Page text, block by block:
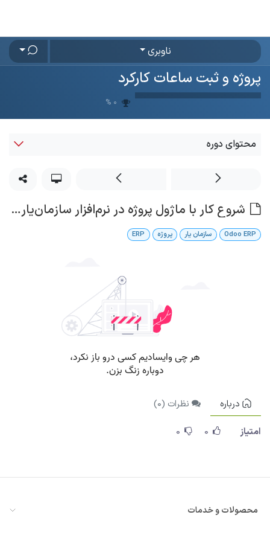
ناوبری
پروژه و ثبت ساعات کارکرد
0
%
محتوای دوره
شروع کار با ماژول پروژه در نرم‌افزار سازمان‌یار (Odoo ERP)
Odoo ERP سازمان یار پروژه ERP
درباره نظرات (0
)
امتیاز 0
0
محصولات و خدمات